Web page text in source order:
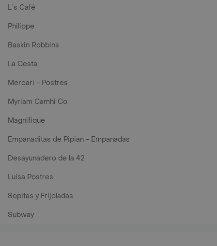
L´s Café
Philippe
Baskin Robbins
La Cesta
Mercari - Postres
Myriam Camhi Co
Magnifique
Empanaditas de Pipian - Empanadas
Desayunadero de la 42
Luisa Postres
Sopitas y Frijoladas
Subway